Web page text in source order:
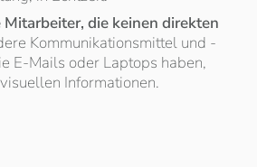
Mitarbeiter, die keinen direkten
Kommunikationsmittel und -
E-Mails oder Laptops haben,
Informationen.